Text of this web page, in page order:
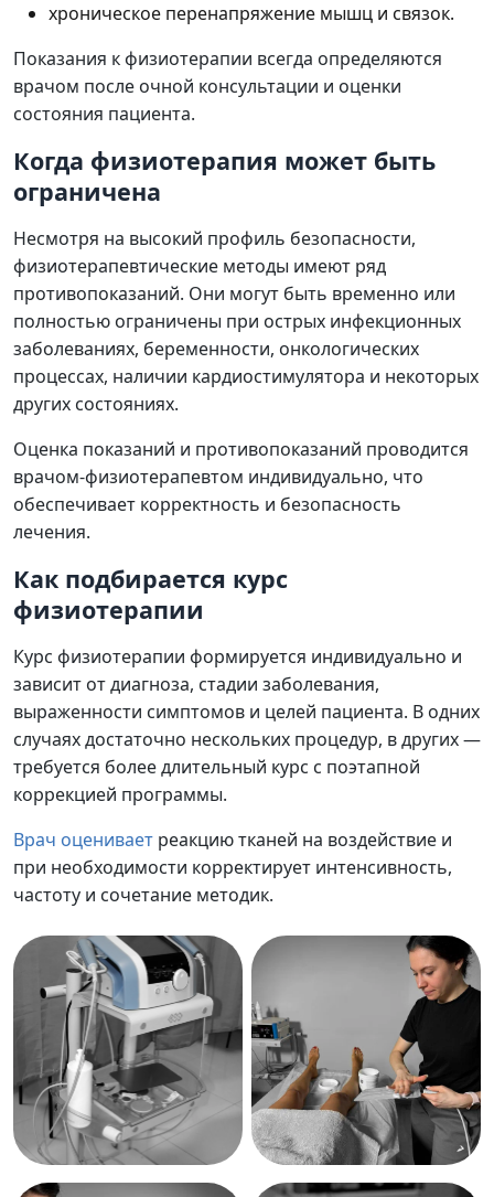
хроническое перенапряжение мышц и связок.
Показания к физиотерапии всегда определяются
врачом после очной консультации и оценки
состояния пациента.
Когда физиотерапия может быть
ограничена
Несмотря на высокий профиль безопасности,
физиотерапевтические методы имеют ряд
противопоказаний. Они могут быть временно или
полностью ограничены при острых инфекционных
заболеваниях, беременности, онкологических
процессах, наличии кардиостимулятора и некоторых
других состояниях.
Оценка показаний и противопоказаний проводится
врачом-физиотерапевтом индивидуально, что
обеспечивает корректность и безопасность
лечения.
Как подбирается курс
физиотерапии
Курс физиотерапии формируется индивидуально и
зависит от диагноза, стадии заболевания,
выраженности симптомов и целей пациента. В одних
случаях достаточно нескольких процедур, в других —
требуется более длительный курс с поэтапной
коррекцией программы.
Врач оценивает реакцию тканей на воздействие и
при необходимости корректирует интенсивность,
частоту и сочетание методик.